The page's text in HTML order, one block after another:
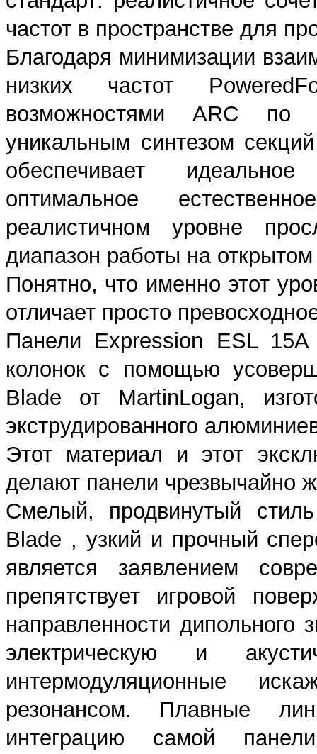
частот в пространстве для
Благодаря минимизации
низких частот
возможностями ARC по
уникальным синтезом
обеспечивает
оптимальное
реалистичном уровне
диапазон работы на открытом
Понятно, что именно этот
отличает просто
Панели Expression ESL
колонок с помощью
Blade от MartinLogan,
экструдированного
Этот материал и этот
делают панели чрезвычайно
Смелый, продвинутый
Blade , узкий и прочный
является заявлением
препятствует игровой
направленности дипольного
электрическую и
интермодуляционные
резонансом. Плавные
интеграцию самой